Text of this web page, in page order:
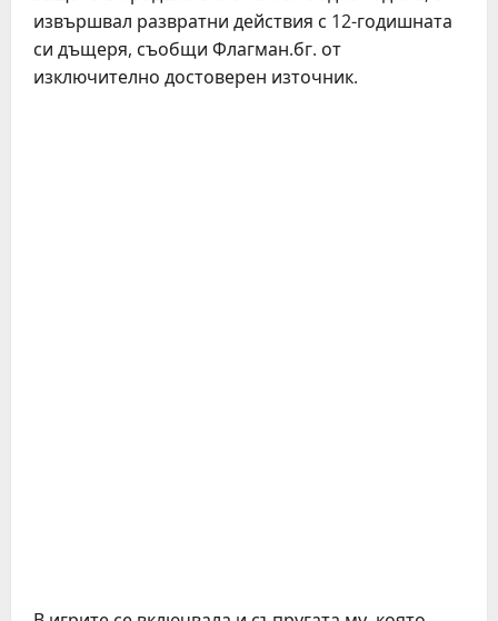
извършвал развратни действия с 12-годишната
си дъщеря, съобщи Флагман.бг. от
изключително достоверен източник.